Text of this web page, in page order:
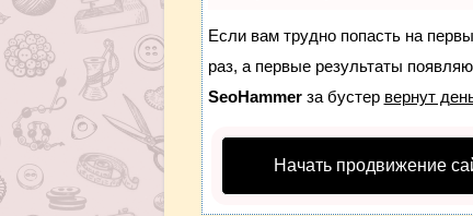
Если вам трудно попасть на
раз, а первые результаты
SeoHammerза бустер вернут
Начать продвижение